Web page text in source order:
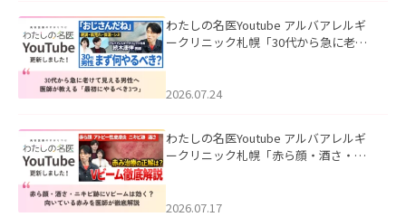
わたしの名医Youtube アルバアレルギ
ークリニック札幌「30代から急に老け
た。
2026.07.24
わたしの名医Youtube アルバアレルギ
ークリニック札幌「赤ら顔・酒さ・ニ
した。
2026.07.17